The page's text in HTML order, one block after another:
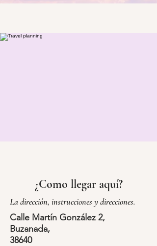
¿Como llegar aquí?
La dirección, instrucciones y direcciones.
Calle Martín González 2,
Buzanada,
38640